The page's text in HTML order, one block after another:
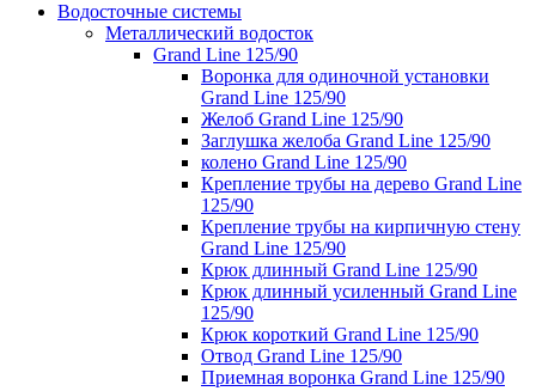
Водосточные системы
Металлический водосток
Grand Line 125/90
Воронка для одиночной установки
Grand Line 125/90
Желоб Grand Line 125/90
Заглушка желоба Grand Line 125/90
колено Grand Line 125/90
Крепление трубы на дерево Grand Line
125/90
Крепление трубы на кирпичную стену
Grand Line 125/90
Крюк длинный Grand Line 125/90
Крюк длинный усиленный Grand Line
125/90
Крюк короткий Grand Line 125/90
Отвод Grand Line 125/90
Приемная воронка Grand Line 125/90